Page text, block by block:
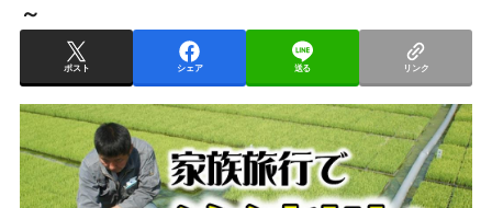
～
ポスト シェア 送る リンク